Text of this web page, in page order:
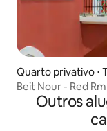
Quarto privativo ⋅
Beit Nour - Red
Outros